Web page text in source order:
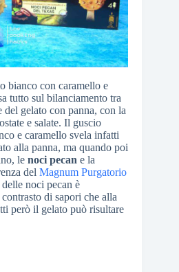
bianco con caramello e
tutto sul bilanciamento tra
del gelato con panna, con la
e salate. Il guscio
e caramello svela infatti
alla panna, ma quando poi
le noci pecan e la
del Magnum Purgatorio
noci pecan è
di sapori che alla
però il gelato può risultare